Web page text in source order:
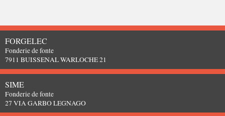
FORGELEC
Fonderie de fonte
7911 BUISSENAL WARLOCHE 21
SIME
Fonderie de fonte
27 VIA GARBO LEGNAGO